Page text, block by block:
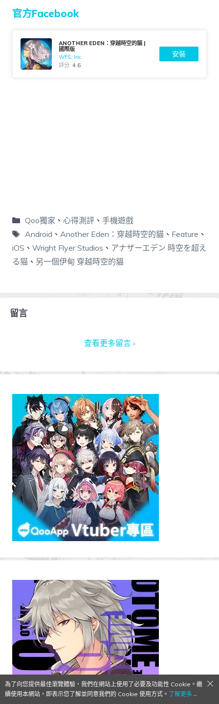
官方Facebook
ANOTHER EDEN：穿越時空的貓 |
國際版
WFS, Inc.
評分:4.6
安裝
Qoo獨家 、 心得測評、 手機遊戲
Android 、 Another Eden：穿越時空的貓、 Feature 、
iOS 、 Wright Flyer Studios 、 アナザーエデン 時空を超え
る猫 、 另一個伊甸 穿越時空的貓
留言
查看更多留言 ›
為了向您提供最佳瀏覽體驗，我們在網站上使用了必要及功能性 Cookie。繼
續使用本網站，即表示您了解並同意我們的 Cookie 使用方式。 了解更多→